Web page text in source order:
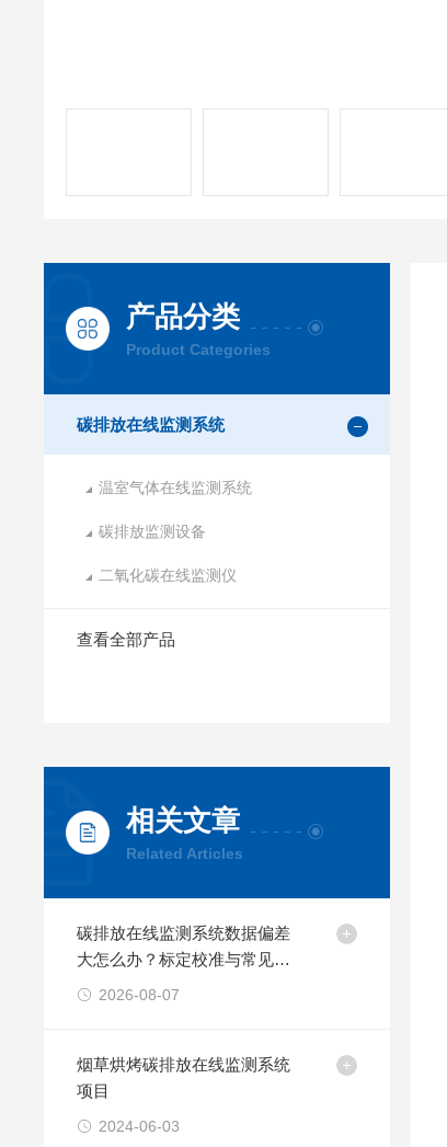
产品分类
Product Categories
碳排放在线监测系统
温室气体在线监测系统
碳排放监测设备
二氧化碳在线监测仪
查看全部产品
相关文章
Related Articles
碳排放在线监测系统数据偏差
大怎么办？标定校准与常见故
障排查技巧总结
2026-08-07
烟草烘烤碳排放在线监测系统
项目
2024-06-03